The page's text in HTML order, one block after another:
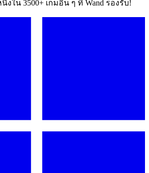
งใน 3500+ เกมอื่น ๆ ที่ Wand รองรับ!